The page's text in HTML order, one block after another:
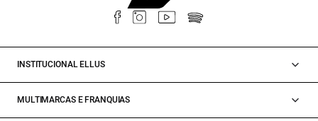
INSTITUCIONAL ELLUS
MULTIMARCAS E FRANQUIAS